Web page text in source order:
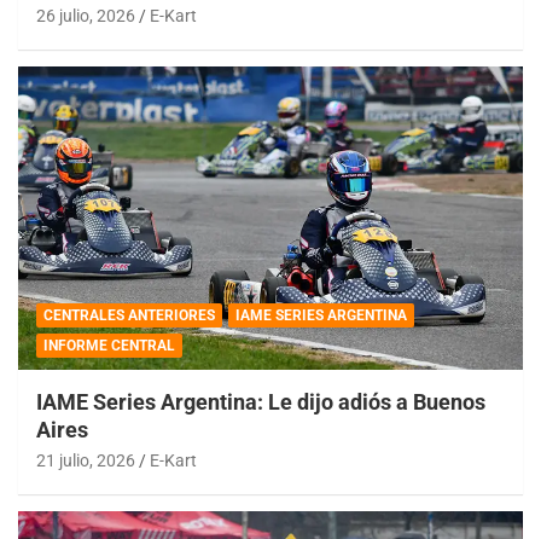
26 julio, 2026 E-Kart
CENTRALES ANTERIORES
IAME SERIES ARGENTINA
INFORME CENTRAL
IAME Series Argentina: Le dijo adiós a Buenos
Aires
21 julio, 2026 E-Kart